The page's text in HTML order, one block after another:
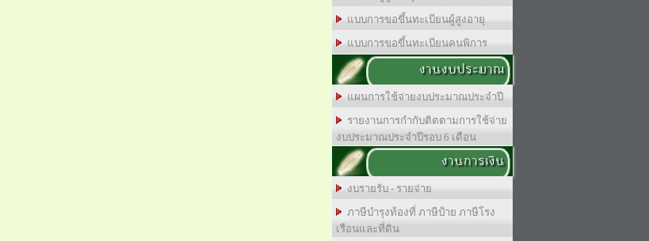
แบบการขอขึ้นทะเบียนผู้สูงอายุ
แบบการขอขึ้นทะเบียนคนพิการ
งานงบประมาณ
แผนการใช้จ่ายงบประมาณประจำปี
รายงานการกำกับติตตามการใช้จ่าย
งบประมาณประจำปีรอบ 6 เดือน
งานการเงิน
งบรายรับ - รายจ่าย
ภาษีบำรุงท้องที่ ภาษีป้าย ภาษีโรง
เรือนและที่ดิน